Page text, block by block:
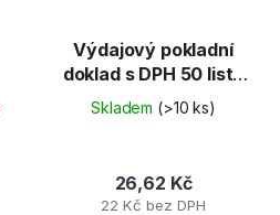
Výdajový pokladní
doklad s DPH 50 listů
nečíslovaný recy
Skladem (>10 ks)
22 Kč bez DPH
26,62 Kč